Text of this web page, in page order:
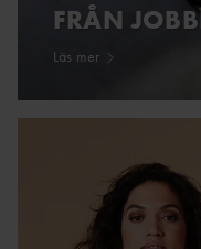
FRÅN
Läs mer